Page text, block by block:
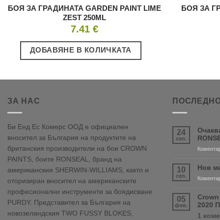
БОЯ ЗА ГРАДИНАТА GARDEN PAINT LIME
ZEST 250ML
7.41 €
ДОБАВЯНЕ В КОЛИЧКАТА
БОЯ ЗА
ЗА НАС
Би Енд Ес Комерс ООД е официален
вносител за България на продуктите на
британския производители на бои CROWN
PAINTS, боите RONSEAL, бранд на
американския SHERWIN-WILLIAMS, както и
оторизиран вносител на американските
професионални инструменти за боядисване
PURDY. Представител за България на
новозеландския TWO FUSSY BLOKES,
24
сеп.
10
сеп.
Нов
05
фев.
2020
1